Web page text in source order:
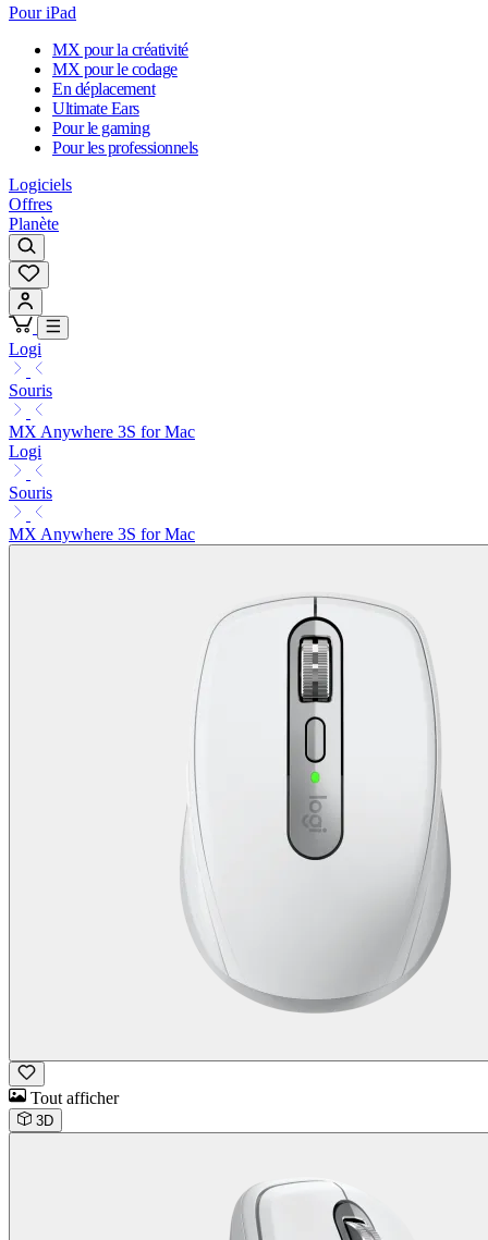
Pour iPad
MX pour la créativité
MX pour le codage
En déplacement
Ultimate Ears
Pour le gaming
Pour les professionnels
Logiciels
Offres
Planète
Logi
Souris
MX Anywhere 3S for Mac
Logi
Souris
MX Anywhere 3S for Mac
Tout afficher
3D